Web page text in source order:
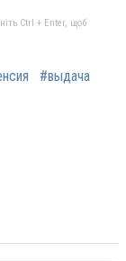
Ctrl + Enter, щоб
#выдача